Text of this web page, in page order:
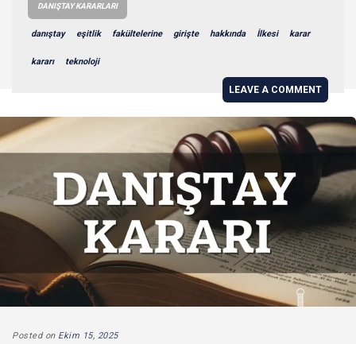
DANIŞTAY KARARLARI
danıştay eşitlik fakültelerine girişte hakkında İlkesi karar
kararı teknoloji
LEAVE A COMMENT
Posted on Ekim 15, 2025